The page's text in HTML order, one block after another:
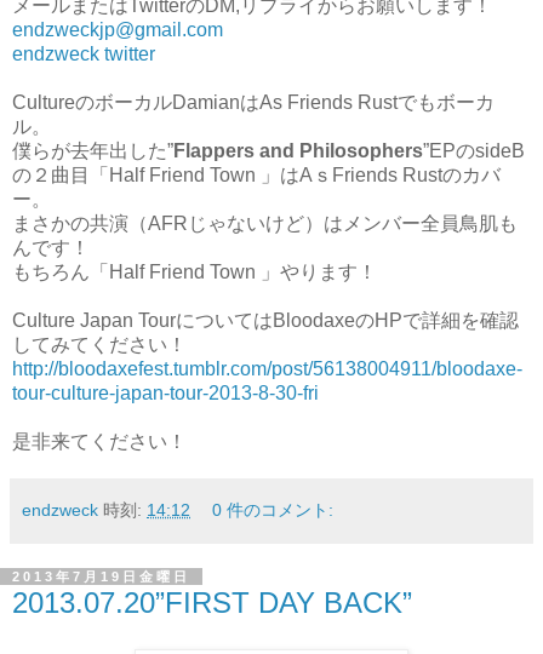
メールまたはTwitterのDM,リプライからお願いします！
endzweckjp@gmail.com
endzweck twitter
CultureのボーカルDamianはAs Friends Rustでもボーカ
ル。
僕らが去年出した”Flappers and Philosophers”EPのsideB
の２曲目「Half Friend Town 」はAｓFriends Rustのカバ
ー。
まさかの共演（AFRじゃないけど）はメンバー全員鳥肌も
んです！
もちろん「Half Friend Town 」やります！
Culture Japan TourについてはBloodaxeのHPで詳細を確認
してみてください！
http://bloodaxefest.tumblr.com/post/56138004911/bloodaxe-
tour-culture-japan-tour-2013-8-30-fri
是非来てください！
endzweck 時刻: 14:12 0 件のコメント:
2013年7月19日金曜日
2013.07.20”FIRST DAY BACK”